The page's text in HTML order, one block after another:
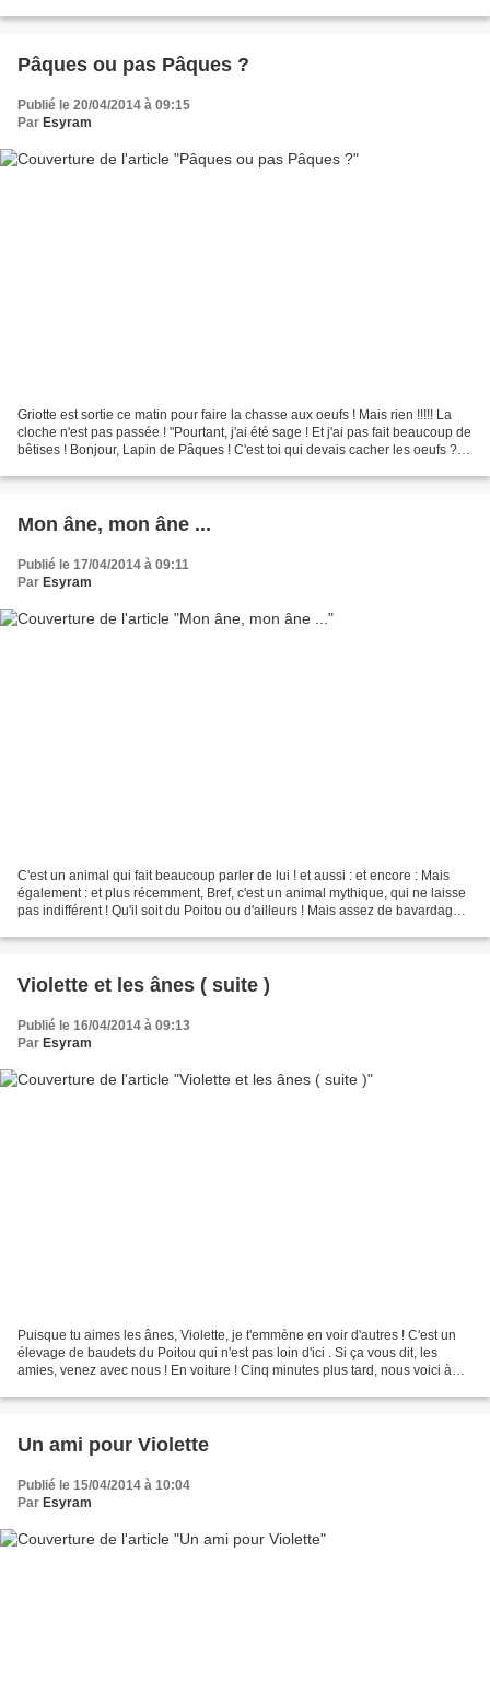
Pâques ou pas Pâques ?
Publié le 20/04/2014 à 09:15
Par Esyram
Griotte est sortie ce matin pour faire la chasse aux oeufs ! Mais rien !!!!! La
cloche n'est pas passée ! "Pourtant, j'ai été sage ! Et j'ai pas fait beaucoup de
bêtises ! Bonjour, Lapin de Pâques ! C'est toi qui devais cacher les oeufs ? -
Mon âne, mon âne ...
Publié le 17/04/2014 à 09:11
Par Esyram
C'est un animal qui fait beaucoup parler de lui ! et aussi : et encore : Mais
également : et plus récemment, Bref, c'est un animal mythique, qui ne laisse
pas indifférent ! Qu'il soit du Poitou ou d'ailleurs ! Mais assez de bavardages,
Violette et les ânes ( suite )
Publié le 16/04/2014 à 09:13
Par Esyram
Puisque tu aimes les ânes, Violette, je t'emmène en voir d'autres ! C'est un
élevage de baudets du Poitou qui n'est pas loin d'ici . Si ça vous dit, les
amies, venez avec nous ! En voiture ! Cinq minutes plus tard, nous voici à
Un ami pour Violette
Publié le 15/04/2014 à 10:04
Par Esyram